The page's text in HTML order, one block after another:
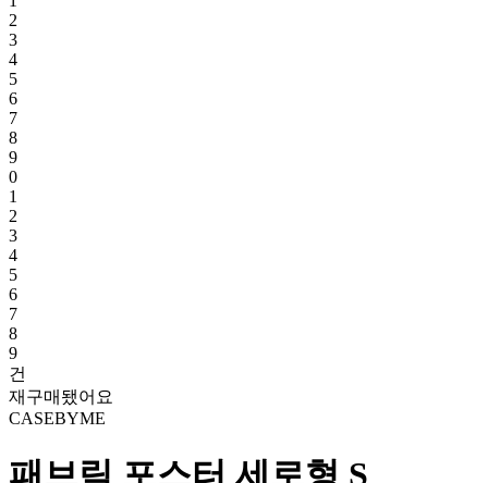
2
3
4
5
6
7
8
9
0
1
2
3
4
5
6
7
8
9
건
재구매됐어요
CASEBYME
패브릭 포스터 세로형 S